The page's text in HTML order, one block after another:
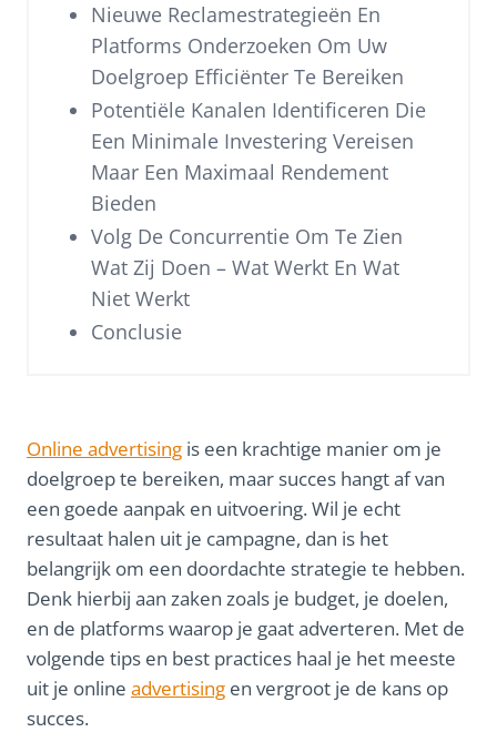
Nieuwe Reclamestrategieën En
Platforms Onderzoeken Om Uw
Doelgroep Efficiënter Te Bereiken
Potentiële Kanalen Identificeren Die
Een Minimale Investering Vereisen
Maar Een Maximaal Rendement
Bieden
Volg De Concurrentie Om Te Zien
Wat Zij Doen – Wat Werkt En Wat
Niet Werkt
Conclusie
Online advertising is een krachtige manier om je
doelgroep te bereiken, maar succes hangt af van
een goede aanpak en uitvoering. Wil je echt
resultaat halen uit je campagne, dan is het
belangrijk om een doordachte strategie te hebben.
Denk hierbij aan zaken zoals je budget, je doelen,
en de platforms waarop je gaat adverteren. Met de
volgende tips en best practices haal je het meeste
uit je online advertising en vergroot je de kans op
succes.